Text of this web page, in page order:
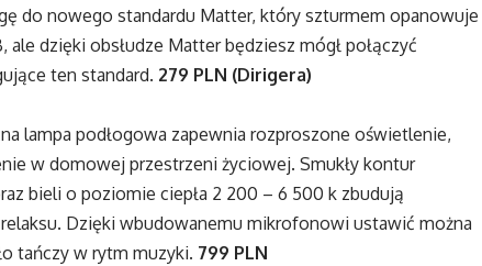
do nowego standardu Matter, który szturmem opanowuje
dzięki obsłudze Matter będziesz mógł połączyć
ten standard. 279 PLN (Dirigera)
lampa podłogowa zapewnia rozproszone oświetlenie,
w domowej przestrzeni życiowej. Smukły kontur
bieli o poziomie ciepła 2 200 – 6 500 k zbudują
Dzięki wbudowanemu mikrofonowi ustawić można
tańczy w rytm muzyki. 799 PLN